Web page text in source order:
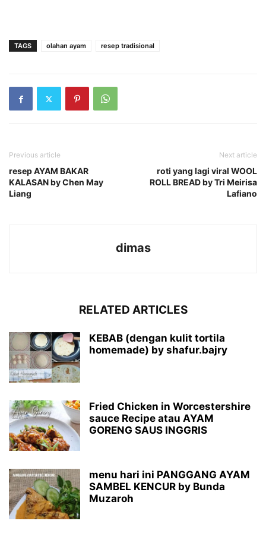
TAGS olahan ayam resep tradisional
Previous article
resep AYAM BAKAR
KALASAN by Chen May
Liang
Next article
roti yang lagi viral WOOL
ROLL BREAD by Tri Meirisa
Lafiano
dimas
RELATED ARTICLES
KEBAB (dengan kulit tortila
homemade) by shafur.bajry
Fried Chicken in Worcestershire
sauce Recipe atau AYAM
GORENG SAUS INGGRIS
menu hari ini PANGGANG AYAM
SAMBEL KENCUR by Bunda
Muzaroh